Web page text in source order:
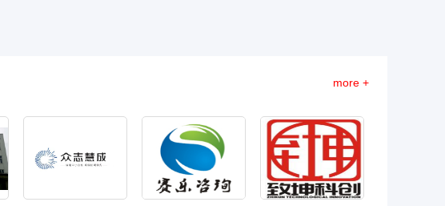
特种陶瓷产品检验检测
娄底市金鑫工程机械租赁有限公司
注册企业成功
注册
more +